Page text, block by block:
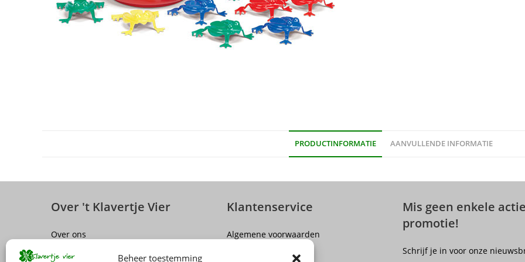
Beheer toestemming
PRODUCTINFORMATIE AANVULLENDE INFORMATIE
Over 't Klavertje Vier
Over ons
Klantenservice
Algemene voorwaarden
Mis geen enkele
promotie!
Schrijf je in voor onze